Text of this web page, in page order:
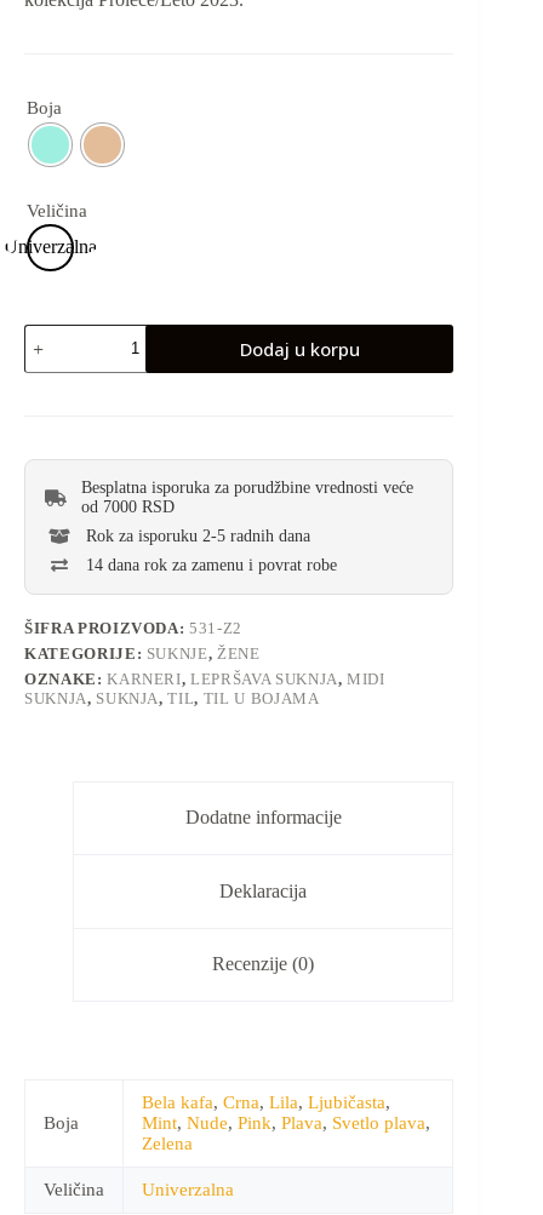
Boja
Veličina
Univerzalna
Dodaj u korpu
Besplatna isporuka za porudžbine vrednosti veće
od 7000 RSD
Rok za isporuku 2-5 radnih dana
14 dana rok za zamenu i povrat robe
ŠIFRA PROIZVODA:531-Z2
KATEGORIJE: SUKNJE, ŽENE
OZNAKE:KARNERI,LEPRŠAVA SUKNJA,MIDI
SUKNJA, SUKNJA,TIL, TIL U BOJAMA
Dodatne informacije
Deklaracija
Recenzije (0)
Boja
Bela kafa, Crna, Lila, Ljubičasta,
Mint, Nude, Pink, Plava, Svetlo plava,
Zelena
Veličina Univerzalna